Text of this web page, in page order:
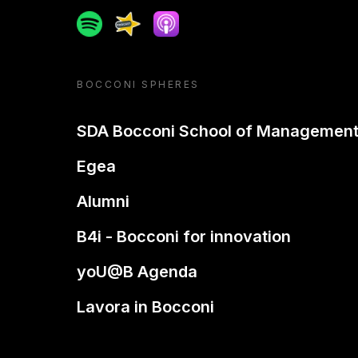
SpotifySpreakerApple podcast
BOCCONI SPHERES
SDA Bocconi School of Management
Egea
Alumni
B4i - Bocconi for innovation
yoU@B Agenda
Lavora in Bocconi